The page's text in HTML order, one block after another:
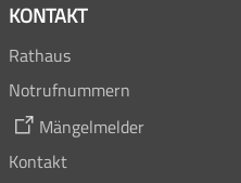
KONTAKT
Rathaus
Notrufnummern
Mängelmelder
Kontakt